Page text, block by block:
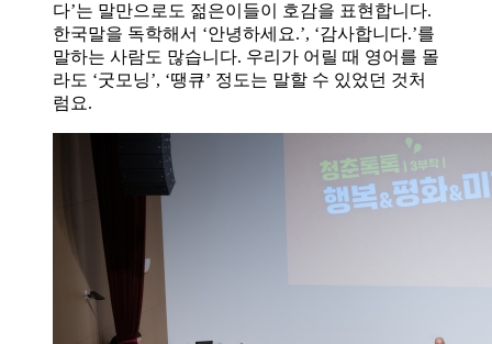
다’는 말만으로도 젊은이들이 호감을 표현합니다.
한국말을 독학해서 ‘안녕하세요.’, ‘감사합니다.’를
말하는 사람도 많습니다. 우리가 어릴 때 영어를 몰
라도 ‘굿모닝’, ‘땡큐’ 정도는 말할 수 있었던 것처
럼요.